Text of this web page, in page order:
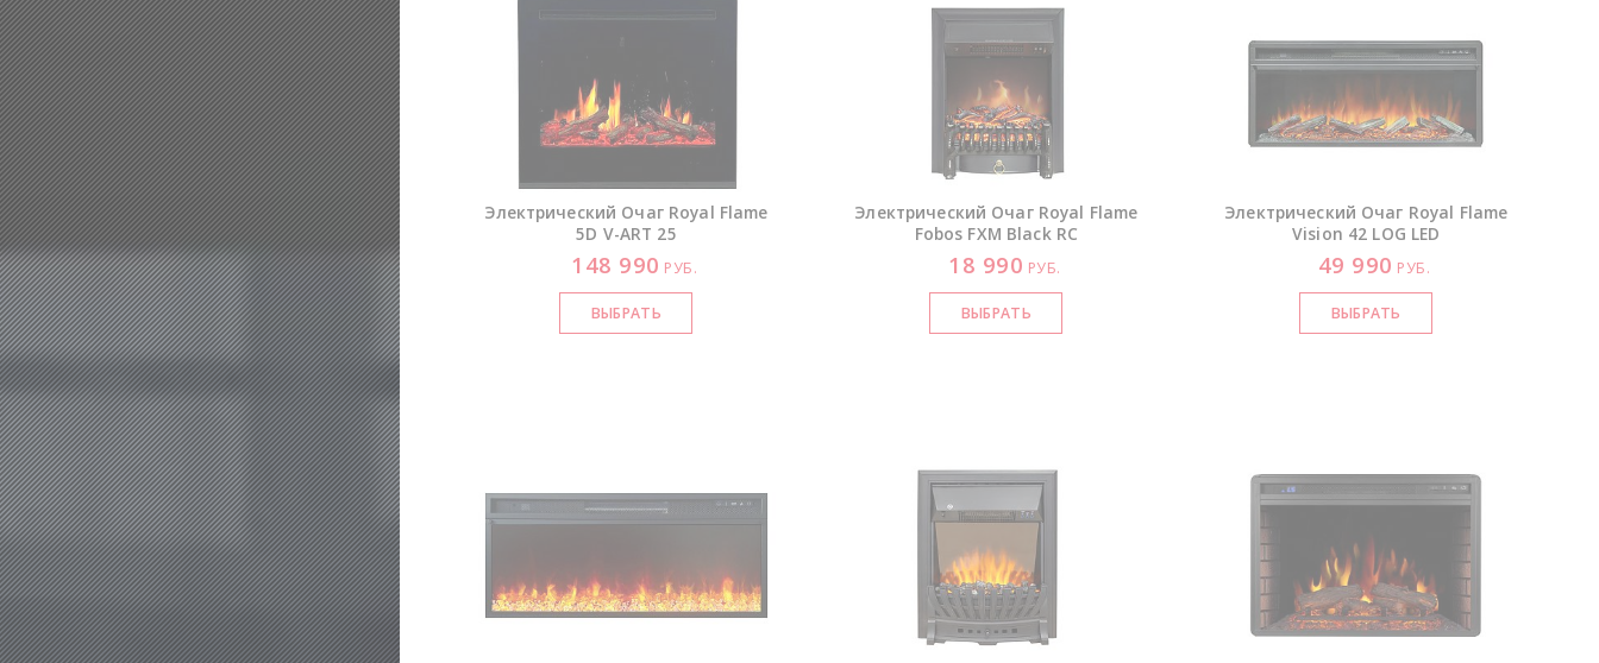
Электрический Очаг Royal Flame
5D V-ART 25
148 990 РУБ.
Электрический Очаг Royal Flame
Fobos FXM Black RC
18 990 РУБ.
Электрический Очаг Royal Flame
Vision 42 LOG LED
49 990 РУБ.